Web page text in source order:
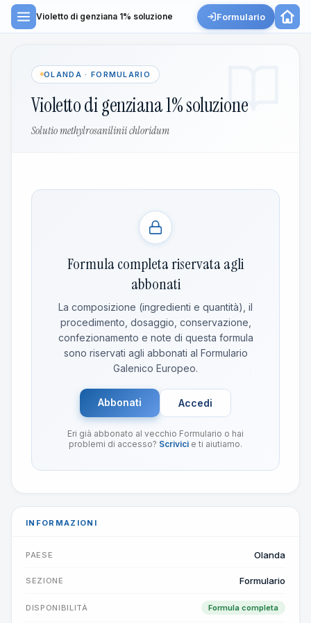
Violetto di genziana 1% soluzione Formulario
OLANDA · FORMULARIO
Violetto di genziana 1% soluzione
Solutio methylrosanilinii chloridum
Formula completa riservata agli
abbonati
La composizione (ingredienti e quantità), il
procedimento, dosaggio, conservazione,
confezionamento e note di questa formula
sono riservati agli abbonati al Formulario
Galenico Europeo.
Abbonati Accedi
Eri già abbonato al vecchio Formulario o hai
problemi di accesso? Scrivici e ti aiutiamo.
INFORMAZIONI
PAESE Olanda
SEZIONE Formulario
DISPONIBILITÀ Formula completa